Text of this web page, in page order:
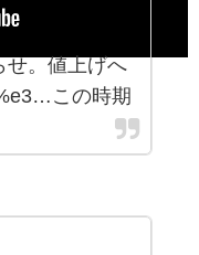
せ。値上げへ
この時期